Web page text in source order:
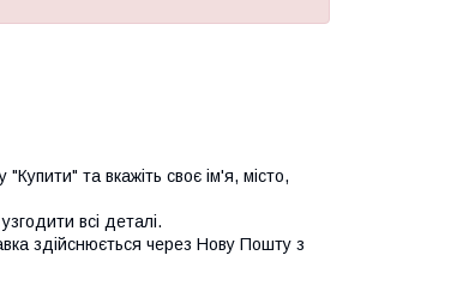
та вкажіть своє ім'я, місто,
всі деталі.
здійснюється через Нову Пошту з